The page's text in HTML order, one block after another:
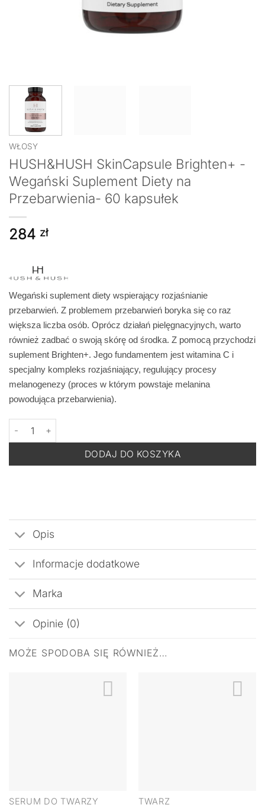
WŁOSY
HUSH&HUSH SkinCapsule Brighten+ -
Wegański Suplement Diety na
Przebarwienia- 60 kapsułek
284 zł
Wegański suplement diety wspierający rozjaśnianie
przebarwień. Z problemem przebarwień boryka się co raz
większa liczba osób. Oprócz działań pielęgnacyjnych, warto
również zadbać o swoją skórę od środka. Z pomocą przychodzi
suplement Brighten+. Jego fundamentem jest witamina C i
specjalny kompleks rozjaśniający, regulujący procesy
melanogenezy (proces w którym powstaje melanina
powodująca przebarwienia).
ilość HUSH&HUSH SkinCapsule Brighten+ -Wegański
DODAJ DO KOSZYKA
Opis
Informacje dodatkowe
Marka
Opinie (0)
MOŻE SPODOBA SIĘ RÓWNIEŻ…
SERUM DO TWARZY
TWARZ